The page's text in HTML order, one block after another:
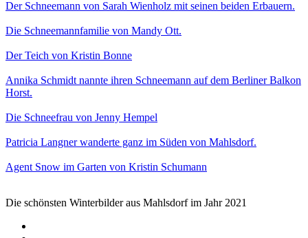
Der Schneemann von Sarah Wienholz mit seinen beiden Erbauern.
Die Schneemannfamilie von Mandy Ott.
Der Teich von Kristin Bonne
Annika Schmidt nannte ihren Schneemann auf dem Berliner Balkon
Horst.
Die Schneefrau von Jenny Hempel
Patricia Langner wanderte ganz im Süden von Mahlsdorf.
Agent Snow im Garten von Kristin Schumann
Die schönsten Winterbilder aus Mahlsdorf im Jahr 2021